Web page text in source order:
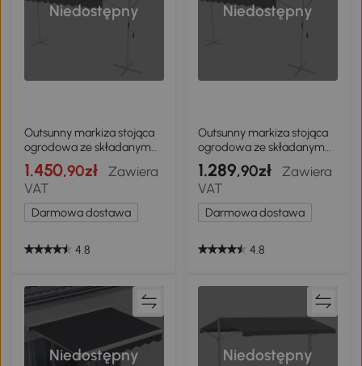
Niedostępny
Outsunny markiza stojąca
ogrodowa ze składanym
ramieniem taras szara 3 x 3
m
1.450,90zł
Zawiera
VAT
Darmowa dostawa
4.8
Niedostępny
Outsunny markiza stojąca
ogrodowa ze składanym
ramieniem taras szara 4,5
x 3,4 m
1.289,90zł
Zawiera
VAT
Darmowa dostawa
4.8
Niedostępny Niedostępny